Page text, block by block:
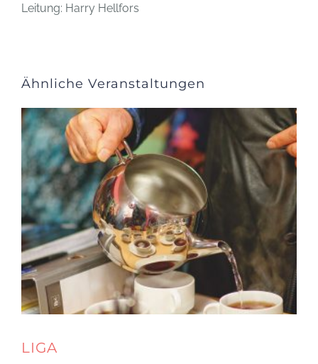
Leitung: Harry Hellfors
Ähnliche Veranstaltungen
LIGA